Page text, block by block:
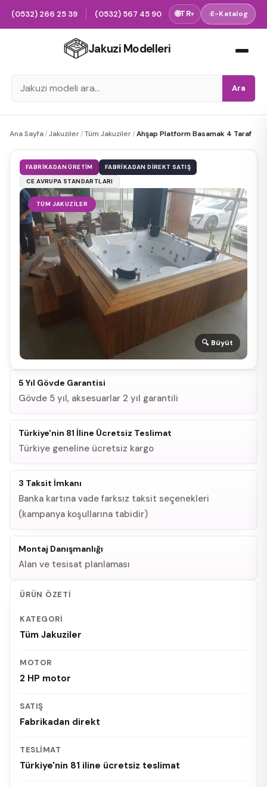
(0532) 266 25 39 (0532) 567 45 90 🌐TR▾ ›E-Katalog
Jakuzi Modelleri
Ara
Ana Sayfa/Jakuziler/Tüm Jakuziler/Ahşap Platform Basamak 4 Taraf
FABRIKADAN ÜRETIM
FABRIKADAN DIREKT SATIŞ
CE AVRUPA STANDARTLARI
TÜM JAKUZILER
🔍 Büyüt
5 Yıl Gövde Garantisi
Gövde 5 yıl, aksesuarlar 2 yıl garantili
Türkiye'nin 81 İline Ücretsiz Teslimat
Türkiye geneline ücretsiz kargo
3 Taksit İmkanı
Banka kartına vade farksız taksit seçenekleri
(kampanya koşullarına tabidir)
Montaj Danışmanlığı
Alan ve tesisat planlaması
ÜRÜN ÖZETI
KATEGORI
Tüm Jakuziler
MOTOR
2 HP motor
SATIŞ
Fabrikadan direkt
TESLIMAT
Türkiye'nin 81 iline ücretsiz teslimat